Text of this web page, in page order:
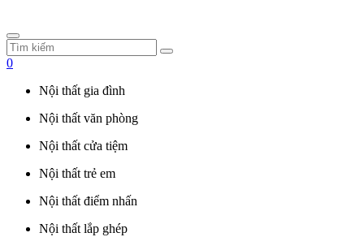
0
Nội thất gia đình
Nội thất văn phòng
Nội thất cửa tiệm
Nội thất trẻ em
Nội thất điểm nhấn
Nội thất lắp ghép